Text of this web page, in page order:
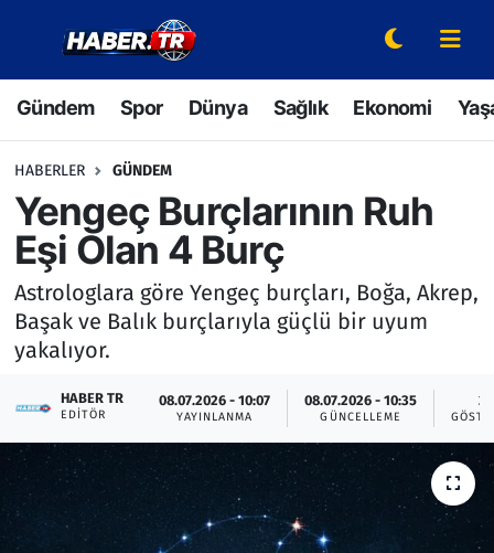
Gündem Spor Dünya Sağlık Ekonomi
HABERLER GÜNDEM
Yengeç Burçlarının Ruh
Eşi Olan 4 Burç
Astrologlara göre Yengeç burçları, Boğa, Akrep,
Başak ve Balık burçlarıyla güçlü bir uyum
yakalıyor.
HABER TR
EDITÖR
08.07.2026 - 10:07
YAYINLANMA
08.07.2026 - 10:35
GÜNCELLEME
2
Gündem
Spor
Sağlık
Ekonomi
Yaşam
Hava Durumu
Bilim ve Teknoloji
Çevre & Doğa
Hava Durumu
Trafik Durumu
Süper Lig Puan Durumu ve Fikstür
Tüm Manşetler
Son Dakika Haberleri
Haber Arşivi